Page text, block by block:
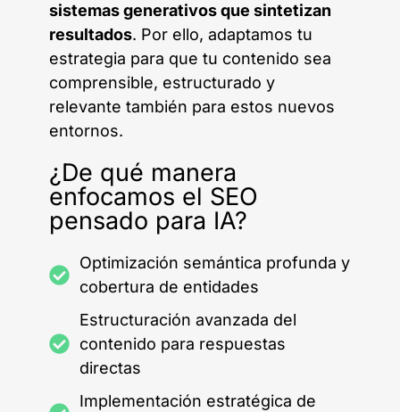
sistemas generativos que sintetizan
resultados. Por ello, adaptamos tu
estrategia para que tu contenido sea
comprensible, estructurado y
relevante también para estos nuevos
entornos.
¿De qué manera
enfocamos el SEO
pensado para IA?
Optimización semántica profunda y
cobertura de entidades
Estructuración avanzada del
contenido para respuestas
directas
Implementación estratégica de